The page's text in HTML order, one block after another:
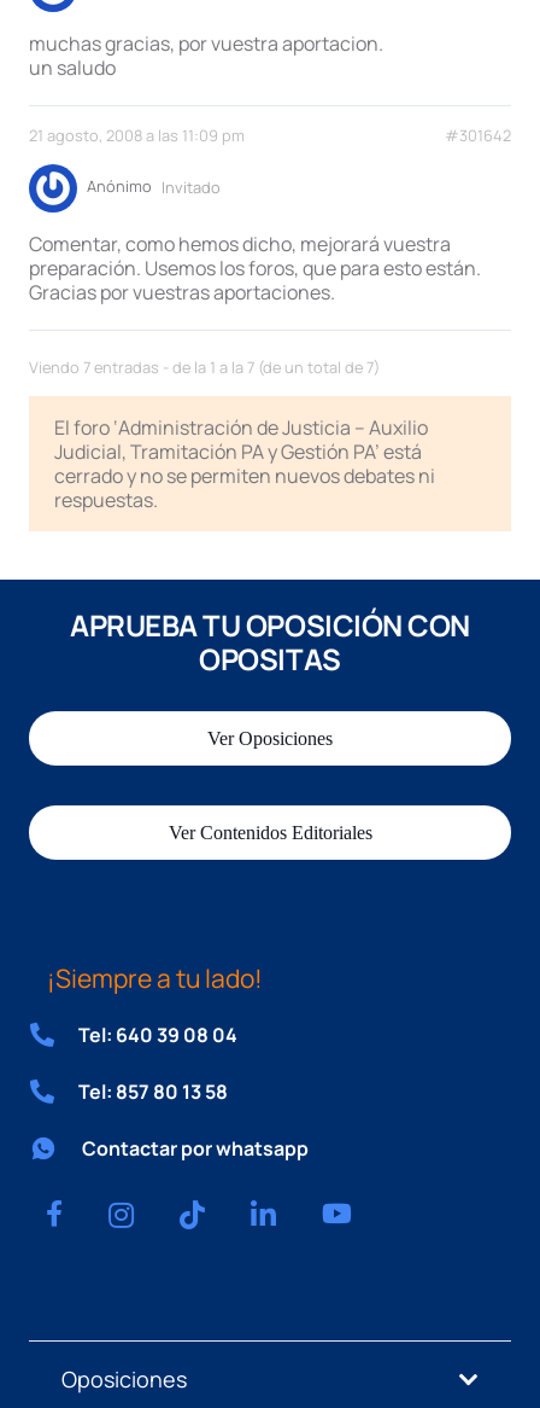
muchas gracias, por vuestra aportacion.
un saludo
21 agosto, 2008 a las 11:09 pm #301642
Anónimo Invitado
Comentar, como hemos dicho, mejorará vuestra
preparación. Usemos los foros, que para esto están.
Gracias por vuestras aportaciones.
Viendo 7 entradas - de la 1 a la 7 (de un total de 7)
El foro ‘Administración de Justicia – Auxilio
Judicial, Tramitación PA y Gestión PA’ está
cerrado y no se permiten nuevos debates ni
respuestas.
APRUEBA TU OPOSICIÓN CON
OPOSITAS
Ver Oposiciones
Ver Contenidos Editoriales
¡Siempre a tu lado!
Tel: 640 39 08 04
Tel: 857 80 13 58
Contactar por whatsapp
Oposiciones